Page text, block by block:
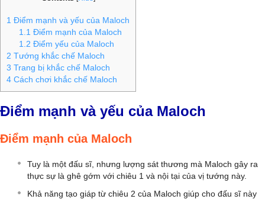
1 Điểm mạnh và yếu của Maloch
1.1 Điểm mạnh của Maloch
1.2 Điểm yếu của Maloch
2 Tướng khắc chế Maloch
3 Trang bị khắc chế Maloch
4 Cách chơi khắc chế Maloch
Điểm mạnh và yếu của Maloch
Điểm mạnh của Maloch
Tuy là một đấu sĩ, nhưng lượng sát thương mà Maloch gây ra
thực sự là ghê gớm với chiêu 1 và nội tại của vị tướng này.
Khả năng tạo giáp từ chiêu 2 của Maloch giúp cho đấu sĩ này